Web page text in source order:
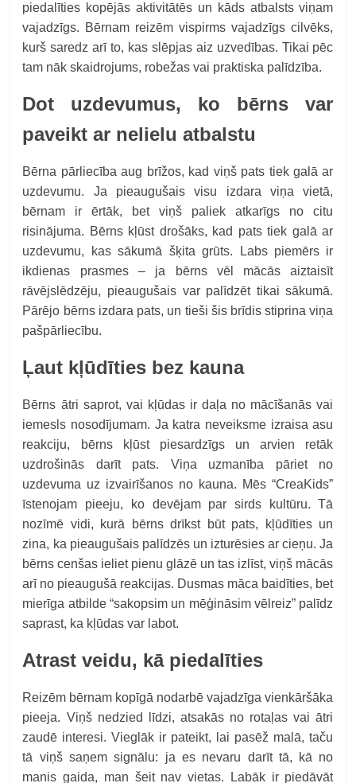
piedalīties kopējās aktivitātēs un kāds atbalsts viņam
vajadzīgs. Bērnam reizēm vispirms vajadzīgs cilvēks,
kurš saredz arī to, kas slēpjas aiz uzvedības. Tikai pēc
tam nāk skaidrojums, robežas vai praktiska palīdzība.
Dot uzdevumus, ko bērns var
paveikt ar nelielu atbalstu
Bērna pārliecība aug brīžos, kad viņš pats tiek galā ar
uzdevumu. Ja pieaugušais visu izdara viņa vietā,
bērnam ir ērtāk, bet viņš paliek atkarīgs no citu
risinājuma. Bērns kļūst drošāks, kad pats tiek galā ar
uzdevumu, kas sākumā šķita grūts. Labs piemērs ir
ikdienas prasmes – ja bērns vēl mācās aiztaisīt
rāvējslēdzēju, pieaugušais var palīdzēt tikai sākumā.
Pārējo bērns izdara pats, un tieši šis brīdis stiprina viņa
pašpārliecību.
Ļaut kļūdīties bez kauna
Bērns ātri saprot, vai kļūdas ir daļa no mācīšanās vai
iemesls nosodījumam. Ja katra neveiksme izraisa asu
reakciju, bērns kļūst piesardzīgs un arvien retāk
uzdrošinās darīt pats. Viņa uzmanība pāriet no
uzdevuma uz izvairīšanos no kauna. Mēs “CreaKids”
īstenojam pieeju, ko devējam par sirds kultūru. Tā
nozīmē vidi, kurā bērns drīkst būt pats, kļūdīties un
zina, ka pieaugušais palīdzēs un izturēsies ar cieņu. Ja
bērns cenšas ieliet pienu glāzē un tas izlīst, viņš mācās
arī no pieaugušā reakcijas. Dusmas māca baidīties, bet
mierīga atbilde “sakopsim un mēģināsim vēlreiz” palīdz
saprast, ka kļūdas var labot.
Atrast veidu, kā piedalīties
Reizēm bērnam kopīgā nodarbē vajadzīga vienkāršāka
pieeja. Viņš nedzied līdzi, atsakās no rotaļas vai ātri
zaudē interesi. Vieglāk ir pateikt, lai pasēž malā, taču
tā viņš saņem signālu: ja es nevaru darīt tā, kā no
manis gaida, man šeit nav vietas. Labāk ir piedāvāt